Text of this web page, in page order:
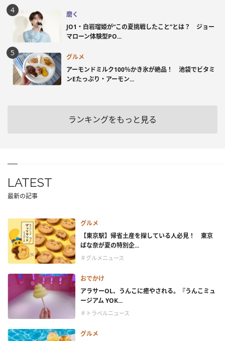
磨く
JO1・白岩瑠姫が“この夏挑戦したこと”とは？ ジョー
マローン体験型PO...
グルメ
アーモンドミルク100％かき氷が絶品！ 池袋でビタミ
ンEたっぷり・アーモン...
ランキングをもっと見る
LATEST
最新の記事
グルメ
【東京駅】帰省土産を探している人必見！ 東京
ばな奈が夏の特別企...
＃グルメニュース
おでかけ
アラサーOL、うんこに癒やされる。『うんこミュ
ージアム YOK...
＃トラベルニュース
グルメ